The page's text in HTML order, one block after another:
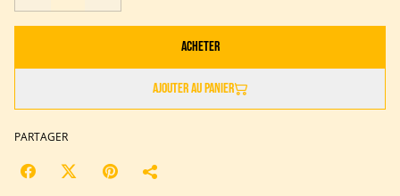
Acheter
Ajouter au panier
PARTAGER